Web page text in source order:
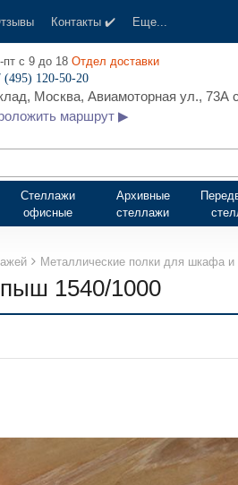
Контакты ✔️ Еще...
пт с 9 до 18 Отдел доставки
(495) 120-50-20
Москва, Авиамоторная ул., 73А
маршрут ▶
Стеллажи
офисные
Архивные
стеллажи
Металлические полки для шкафа и
1540/1000